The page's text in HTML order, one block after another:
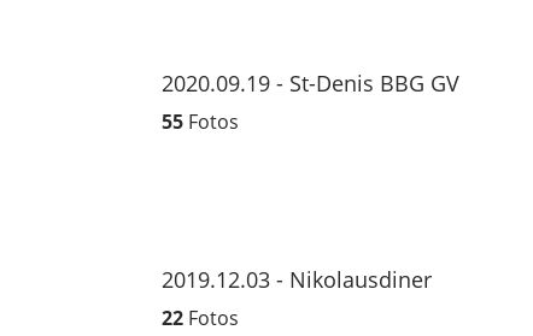
2020.09.19 - St-Denis BBG GV
55 Fotos
2019.12.03 - Nikolausdiner
22 Fotos